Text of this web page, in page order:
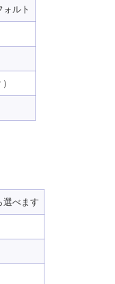
ォルト
選べます